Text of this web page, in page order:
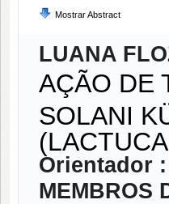
Mostrar Abstract
LUANA
AÇÃO DE
SOLANI
Orientador :
MEMBROS